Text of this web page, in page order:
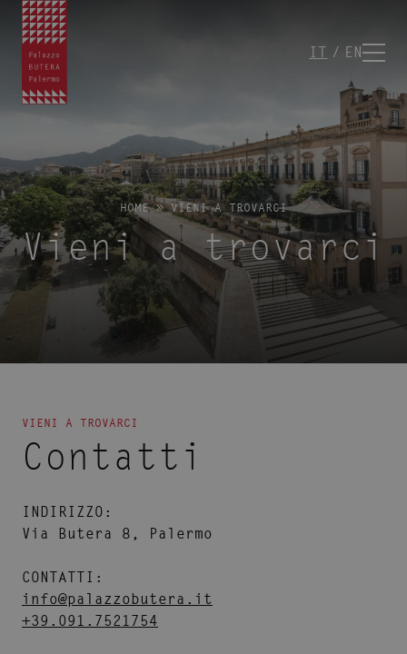
IT EN
HOME»VIENI A TROVARCI
Vieni a trovarci
VIENI A TROVARCI
Contatti
INDIRIZZO:
Via Butera 8, Palermo
CONTATTI:
info@palazzobutera.it
+39.091.7521754